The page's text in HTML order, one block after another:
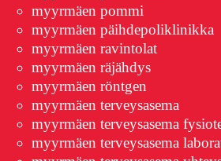
myyrmäen pommi
myyrmäen päihdepoliklinikka
myyrmäen ravintolat
myyrmäen räjähdys
myyrmäen röntgen
myyrmäen terveysasema
myyrmäen terveysasema
myyrmäen terveysasema